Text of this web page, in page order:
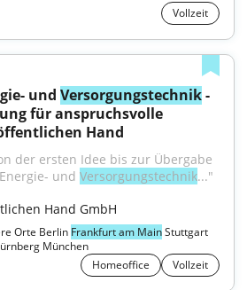
Vollzeit
und Versorgungstechnik -
für anspruchsvolle
Hand
der ersten Idee bis zur Übergabe
und Versorgungstechnik..."
Hand GmbH
Orte Berlin Frankfurt am MainStuttgart
München
Homeoffice
Vollzeit